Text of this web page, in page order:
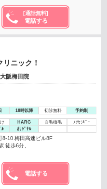
[通話無料]
電話する
リニック！
阪梅田院
18時以降 初診無料 予約制
HARG 自毛植毛
ﾒｿｾﾗﾋﾟｰ
ﾙ ｵﾘｼﾞﾅﾙ
8-10 梅田高速ビル8F
徒歩6分、
電話する